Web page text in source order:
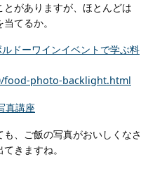
がありますが、ほとんどは
てるか。
ドーワインイベントで学ぶ料
food-photo-backlight.html
、ご飯の写真がおいしくなさ
きますね。